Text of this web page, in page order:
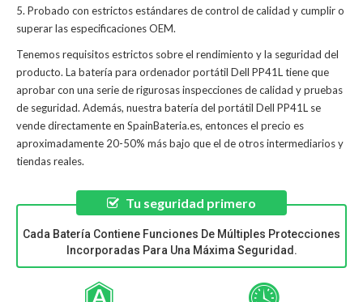
5. Probado con estrictos estándares de control de calidad y cumplir o
superar las especificaciones OEM.
Tenemos requisitos estrictos sobre el rendimiento y la seguridad del
producto. La batería para ordenador portátil Dell PP41L tiene que
aprobar con una serie de rigurosas inspecciones de calidad y pruebas
de seguridad. Además, nuestra batería del portátil Dell PP41L se
vende directamente en SpainBateria.es, entonces el precio es
aproximadamente 20-50% más bajo que el de otros intermediarios y
tiendas reales.
Tu seguridad primero
Cada Batería Contiene Funciones De Múltiples Protecciones
Incorporadas Para Una Máxima Seguridad.